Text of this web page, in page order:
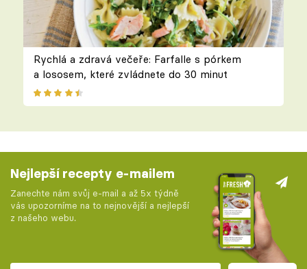
Rychlá a zdravá večeře: Farfalle s pórkem
a lososem, které zvládnete do 30 minut
Nejlepší recepty e-mailem
Zanechte nám svůj e-mail a až 5x týdně
vás upozorníme na to nejnovější a nejlepší
z našeho webu.